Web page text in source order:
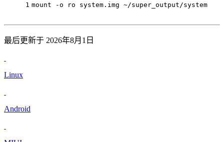
1 mount -o ro system.img ~/super_output/system
最后更新于 2026年8月1日
Linux
Android